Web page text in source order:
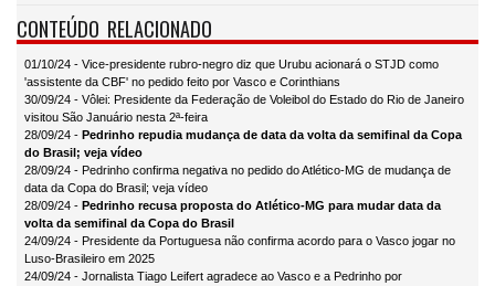
CONTEÚDO RELACIONADO
01/10/24 - Vice-presidente rubro-negro diz que Urubu acionará o STJD como
'assistente da CBF' no pedido feito por Vasco e Corinthians
30/09/24 - Vôlei: Presidente da Federação de Voleibol do Estado do Rio de Janeiro
visitou São Januário nesta 2ª-feira
28/09/24 - Pedrinho repudia mudança de data da volta da semifinal da Copa
do Brasil; veja vídeo
28/09/24 - Pedrinho confirma negativa no pedido do Atlético-MG de mudança de
data da Copa do Brasil; veja vídeo
28/09/24 - Pedrinho recusa proposta do Atlético-MG para mudar data da
volta da semifinal da Copa do Brasil
24/09/24 - Presidente da Portuguesa não confirma acordo para o Vasco jogar no
Luso-Brasileiro em 2025
24/09/24 - Jornalista Tiago Leifert agradece ao Vasco e a Pedrinho por